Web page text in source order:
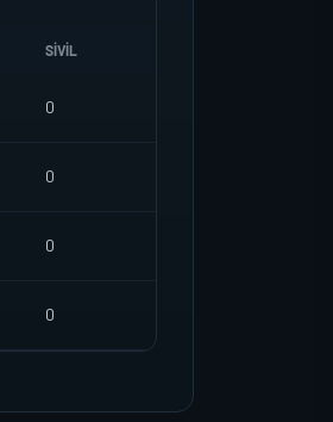
SIVIL
0
0
0
0